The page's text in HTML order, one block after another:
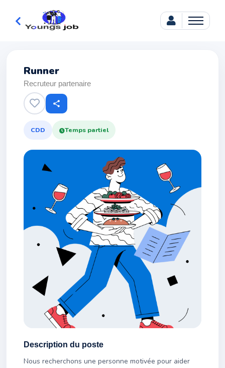
Runner
Recruteur partenaire
share
CDD Temps partiel
Description du poste
Nous recherchons une personne motivée pour aider